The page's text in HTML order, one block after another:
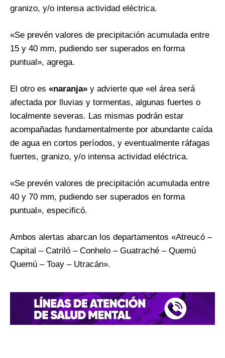
granizo, y/o intensa actividad eléctrica.
«Se prevén valores de precipitación acumulada entre
15 y 40 mm, pudiendo ser superados en forma
puntual», agrega.
El otro es «naranja» y advierte que «el área será
afectada por lluvias y tormentas, algunas fuertes o
localmente severas. Las mismas podrán estar
acompañadas fundamentalmente por abundante caída
de agua en cortos períodos, y eventualmente ráfagas
fuertes, granizo, y/o intensa actividad eléctrica.
«Se prevén valores de precipitación acumulada entre
40 y 70 mm, pudiendo ser superados en forma
puntual», especificó.
Ambos alertas abarcan los departamentos «Atreucó –
Capital – Catriló – Conhelo – Guatraché – Quemú
Quemú – Toay – Utracán».